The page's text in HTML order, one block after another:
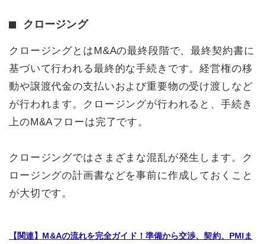
クロージング
クロージングとはM&Aの最終段階で、最終契約書に
基づいて行われる最終的な手続きです。経営権の移
動や譲渡代金の支払いおよび重要物の受け渡しなど
が行われます。クロージングが行われると、手続き
上のM&Aフローは完了です。
クロージングではさまざまな混乱が発生します。ク
ロージングの計画書などを事前に作成しておくこと
が大切です。
【関連】M&Aの流れを完全ガイド！準備から交渉、契約、PMIま